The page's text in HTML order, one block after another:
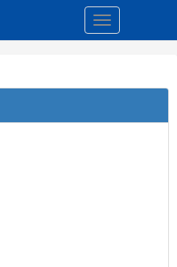
Toggle